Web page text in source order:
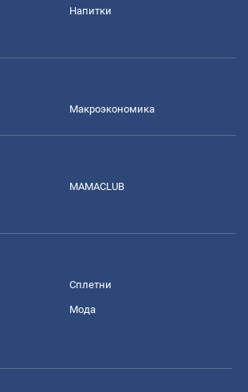
Напитки
Mакроэкономика
MAMACLUB
Сплетни
Мода